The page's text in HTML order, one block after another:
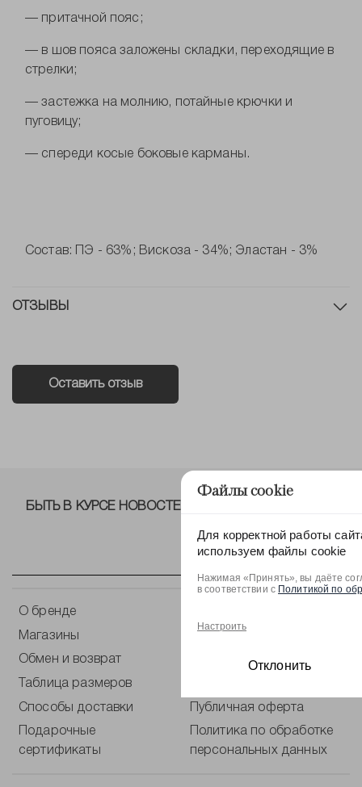
— притачной пояс;
— в шов пояса заложены складки, переходящие в
стрелки;
— застежка на молнию, потайные крючки и
пуговицу;
— спереди косые боковые карманы.
Состав: ПЭ - 63%; Вискоза - 34%; Эластан - 3%
ОТЗЫВЫ
Оставить отзыв
О бренде
Магазины
Обмен и возврат Уход за одеждой
Таблица размеров
Способы доставки Публичная оферта
Подарочные
сертификаты
Политика по обработке
персональных данных
БЫТЬ В КУРСЕ НОВОСТЕЙ ОТ NELVA!
Файлы cookie
Для корректной работы
используем файлы cookie
Нажимая «Принять», вы даёте
в соответствии с Политикой по
Настроить
Отклонить